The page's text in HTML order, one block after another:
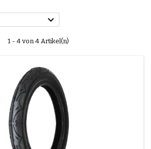

1 - 4 von 4 Artikel(n)